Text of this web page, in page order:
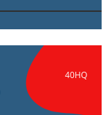
40HQ